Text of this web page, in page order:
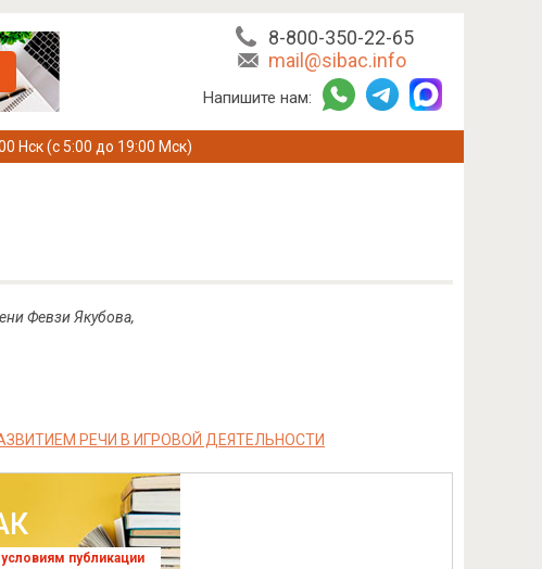
8-800-350-22-65
mail@sibac.info
Напишите нам:
Нск (с 5:00 до 19:00 Мск)
Февзи Якубова,
РЕЧИ В ИГРОВОЙ ДЕЯТЕЛЬНОСТИ
публикации